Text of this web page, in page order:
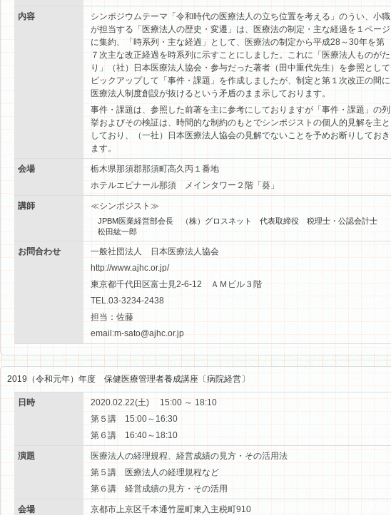
内容
シンポジウムテーマ「令和時代の医療法人の立ち位置を考える」のうい、小職
が担当する「医療法人の歴史・変遷」は、医療法の制定・主な経過を１ページ
に集約、「時系列・主な経過」として、医療法の制定から平成28～30年を第
７次主な改正経過を時系列に示すことにしました。これに「医療法人ものがた
り」（社）日本医療法人協会・参与だった著者（田中重代先生）を参照として
ピックアップして「事件・課題」を作成しましたが、制定と第１次改正の間に
医療法人制度創設が抜けるという矛盾のまま示しております。
事件・課題は、参照した前著を主に参考にしておりますが「事件・課題」の列
挙およびその検証は、時間的な制約のもとでシンポジストの個人的見解を主と
しており、（一社）日本医療法人協会の見解でないことを予めお断りしておき
ます。
会場
栃木県那須郡那須町高久丙１番地
ホテルエピナール那須 メインタワー２階「葵」
講師 ≪シンポジスト≫
JPBM医業経営部会長 （株）グロスネット 代表取締役 税理士・公認会計士
松田紘一郎
お問合わせ
一般社団法人 日本医療法人協会
http://www.ajhc.or.jp/
東京都千代田区富士見2-6-12 ＡＭビル３階
TEL.03-3234-2438
担当：佐藤
email:m-sato@ajhc.or.jp
2019（令和元年）年度 保健医療管理者養成講座〔病院経営〕
日時
2020.02.22(土) 15:00 ～ 18:10
第５講 15:00～16:30
第６講 16:40～18:10
演題
医療法人の経理規程、経営成績の見方・その活用法
第５講 医療法人の経理規程など
第６講 経営成績の見方・その活用
会場
京都市上京区千本通竹屋町東入主税町910